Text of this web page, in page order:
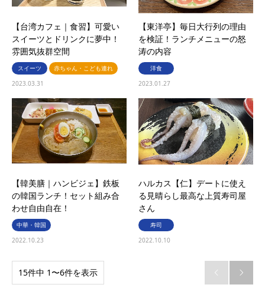
【台湾カフェ｜食習】可愛い
スイーツとドリンクに夢中！
雰囲気抜群空間
スイーツ
赤ちゃん・こども連れ
2023.03.31
【東洋亭】毎日大行列の理由
を検証！ランチメニューの怒
涛の内容
洋食
2023.01.27
【韓美膳｜ハンビジェ】鉄板
の韓国ランチ！セット組み合
わせ自由自在！
中華・韓国
2022.10.23
ハルカス【仁】デートに使え
る見晴らし最高な上質寿司屋
さん
寿司
2022.10.10
15件中 1〜6件を表示  